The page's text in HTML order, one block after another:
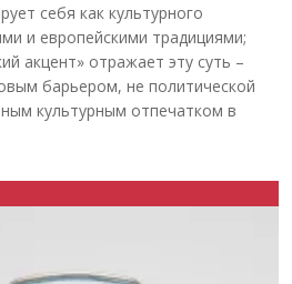
себя как культурного
и европейскими традициями;
акцент» отражает эту суть –
барьером, не политической
культурным отпечатком в